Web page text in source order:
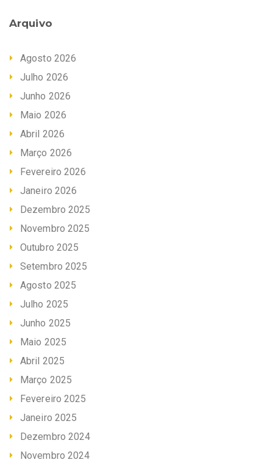
Arquivo
Agosto 2026
Julho 2026
Junho 2026
Maio 2026
Abril 2026
Março 2026
Fevereiro 2026
Janeiro 2026
Dezembro 2025
Novembro 2025
Outubro 2025
Setembro 2025
Agosto 2025
Julho 2025
Junho 2025
Maio 2025
Abril 2025
Março 2025
Fevereiro 2025
Janeiro 2025
Dezembro 2024
Novembro 2024